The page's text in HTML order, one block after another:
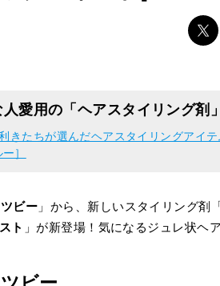
愛用の「ヘアスタイリング剤」
きたちが選んだヘアスタイリングアイテ
］
ビー 」から、新しいスタイリング剤
ト 」が新登場！気になるジュレ状ヘ